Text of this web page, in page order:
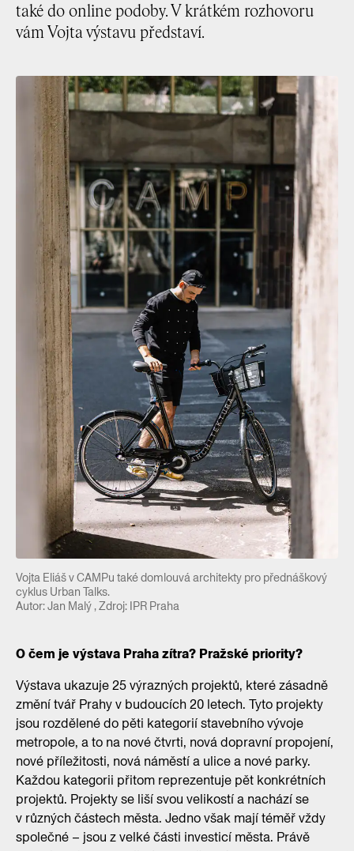
také do online podoby. V krátkém rozhovoru
vám Vojta výstavu představí.
Vojta Eliáš v CAMPu také domlouvá architekty pro přednáškový
cyklus Urban Talks.
Autor: Jan Malý , Zdroj: IPR Praha
O čem je výstava Praha zítra? Pražské priority?
Výstava ukazuje 25 výrazných projektů, které zásadně
změní tvář Prahy v budoucích 20 letech. Tyto projekty
jsou rozdělené do pěti kategorií stavebního vývoje
metropole, a to na nové čtvrti, nová dopravní propojení,
nové příležitosti, nová náměstí a ulice a nové parky.
Každou kategorii přitom reprezentuje pět konkrétních
projektů. Projekty se liší svou velikostí a nachází se
v různých částech města. Jedno však mají téměř vždy
společné – jsou z velké části investicí města. Právě